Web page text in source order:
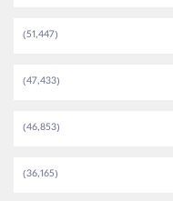
(51,447)
(47,433)
(46,853)
(36,165)